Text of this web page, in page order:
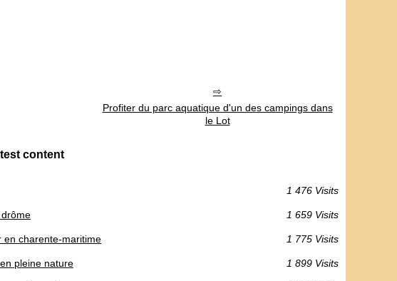
Profiter du parc aquatique d'un des campings dans
le Lot
content
1 476 Visits
1 659 Visits
en charente-maritime 1 775 Visits
pleine nature 1 899 Visits